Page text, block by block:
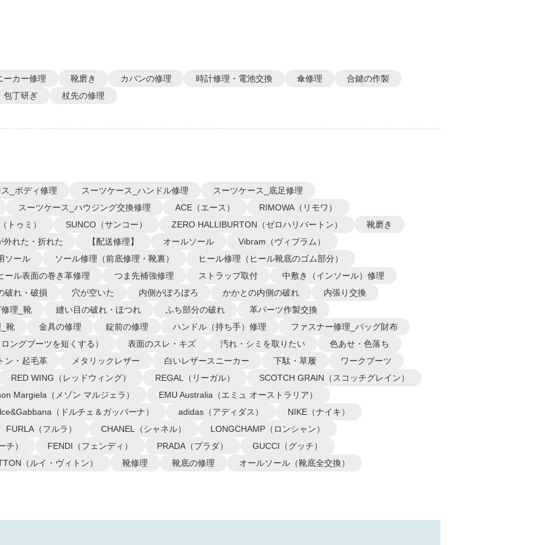
ーカー修理 靴磨き カバンの修理 時計修理・電池交換 傘修理
合鍵の作製
包丁研ぎ
杖先の修理
_ボディ修理 スーツケース_ハンドル修理
スーツケース_底足修理
スーツケース_ハウジング交換修理
ACE（エース）
RIMOWA（リモワ）
トゥミ）
SUNCO（サンコー） ZERO HALLIBURTON（ゼロハリバートン）
靴磨き
外れた・折れた
【配送修理】 オールソール
Vibram（ヴィブラム）
ソール
ソール修理（前底修理・靴裏）
ヒール修理（ヒール靴底のゴム部分）
ール表面の巻き革修理
つま先補強修理 ストラップ取付
中敷き（インソール）修理
破れ・破損
穴が空いた 内側がぼろぼろ かかとの内側の破れ
内張り交換
理_靴
縫い目の破れ・ほつれ ふち部分の破れ
革パーツ作製交換
靴
金具の修理 錠前の修理 ハンドル（持ち手）修理
ファスナー修理_バッグ財布
ングブーツを短くする）
表面のスレ・キズ 汚れ・シミを取りたい
色あせ・色落ち
ン・起毛革
メタリックレザー 白いレザースニーカー 下駄・草履
ワークブーツ
RED WING（レッドウィング）
REGAL（リーガル）
SCOTCH GRAIN（スコッチグレイン）
Margiela（メゾン マルジェラ）
EMU Australia（エミュ オーストラリア）
（ドルチェ＆ガッバーナ）
adidas（アディダス）
NIKE（ナイキ）
FURLA（フルラ）
CHANEL（シャネル）
LONGCHAMP（ロンシャン）
チ）
FENDI（フェンディ） PRADA（プラダ）
GUCCI（グッチ）
（ルイ・ヴィトン）
靴修理 靴底の修理 オールソール（靴底全交換）